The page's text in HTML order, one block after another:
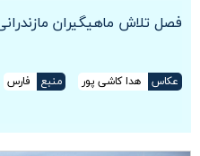
فصل تلاش ماهیگیران
عکاس هدا کاشی پور منبع
فارس